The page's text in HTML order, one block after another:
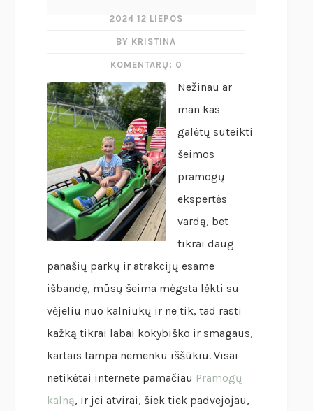
2024 12 LIEPOS
BY KRISTINA
KOMENTARŲ: 0
Nežinau ar
man kas
galėtų suteikti
šeimos
pramogų
ekspertės
vardą, bet
tikrai daug
panašių parkų ir atrakcijų esame
išbandę, mūsų šeima mėgsta lėkti su
vėjeliu nuo kalniukų ir ne tik, tad rasti
kažką tikrai labai kokybiško ir smagaus,
kartais tampa nemenku iššūkiu. Visai
netikėtai internete pamačiau Pramogų
kalną, ir jei atvirai, šiek tiek padvejojau,